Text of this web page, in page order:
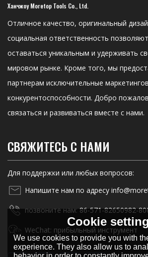
Ханчжоу Moretop Tools Co., Ltd.
Отличное качество, оригинальный
социальная ответственность
оставаться уникальным и удерживать
мировом рынке. Кроме того, мы
партнерам исключительные
конкурентоспособности. Добро
связаться и развиваться вместе с нами.
СВЯЖИТЕСЬ С НАМИ
Для поддержки или любых вопросов:
Напишите нам по адресу
позвоните нам: 86-571-82650982-
WeChat: прибыльный инструмент
Cookie
We use cookies to provide you with
experience. They also allow us to